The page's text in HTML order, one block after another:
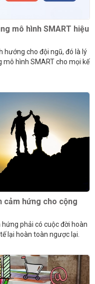
mô hình SMART hiệu
hướng cho đội ngũ, đó là lý
hình SMART cho mọi kế
cảm hứng cho cộng
phải có cuộc đời hoàn
lại hoàn toàn ngược lại.